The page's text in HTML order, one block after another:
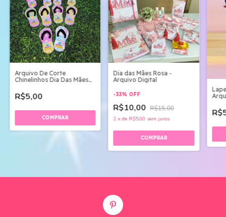
Arquivo De Corte
Chinelinhos Dia Das Mães
R$5,00
Dia das Mães Rosa -
Arquivo Digital
-33% OFF
R$10,00 R$15,00
2 xde R$5,00 sem juros